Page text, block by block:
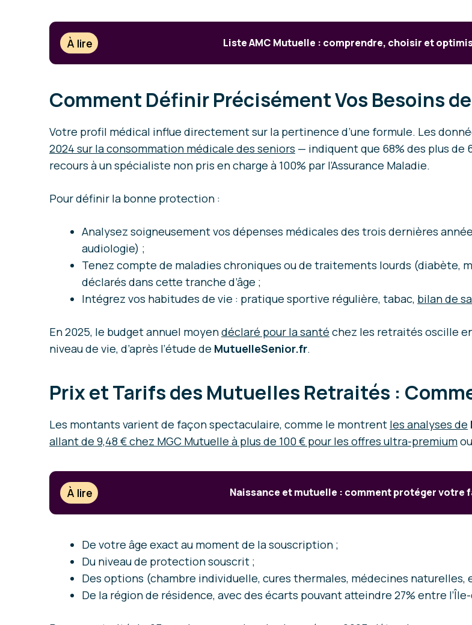
À lire Liste AMC Mutuelle : comprendre, choisir et
Comment Définir Précisément Vos Besoins
Votre profil médical influe directement sur la pertinence d’une formule. Les
2024 sur la consommation médicale des seniors — indiquent que 68% des plus de
recours à un spécialiste non pris en charge à 100% par l’Assurance Maladie.
Pour définir la bonne protection :
Analysez soigneusement vos dépenses médicales des trois dernières
audiologie) ;
Tenez compte de maladies chroniques ou de traitements lourds (diabète,
déclarés dans cette tranche d’âge ;
Intégrez vos habitudes de vie : pratique sportive régulière, tabac, bilan de
En 2025, le budget annuel moyendéclaré pour la santé chez les retraités oscille
niveau de vie, d’après l’étude de MutuelleSenior.fr.
Prix et Tarifs des Mutuelles Retraités :
Les montants varient de façon spectaculaire, comme le montrent les analyses de
allant de 9,48 € chez MGC Mutuelle à plus de 100 € pour les offres ultra-premium
À lire Naissance et mutuelle : comment protéger votre
De votre âge exact au moment de la souscription ;
Du niveau de protection souscrit ;
Des options (chambre individuelle, cures thermales, médecines naturelles,
De la région de résidence, avec des écarts pouvant atteindre 27% entre